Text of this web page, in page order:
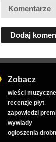
Komentarze
Dodaj
Zobacz
wieści muzyczne
recenzje płyt
zapowiedzi
wywiady
ogłoszenia